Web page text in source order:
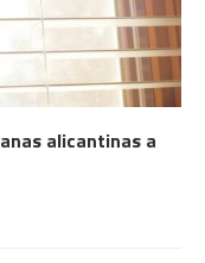
alicantinas a